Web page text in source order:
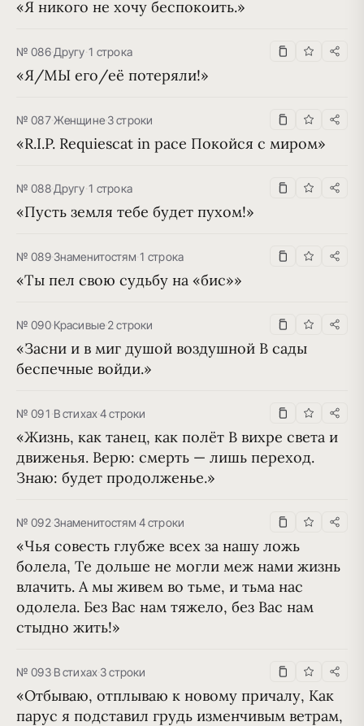
«Я никого не хочу беспокоить.»
№ 086·Другу·1 строка
«Я/МЫ его/её потеряли!»
№ 087·Женщине·3 строки
«R.I.P. Requiescat in pace Покойся с миром»
№ 088·Другу·1 строка
«Пусть земля тебе будет пухом!»
№ 089·Знаменитостям·1 строка
«Ты пел свою судьбу на «бис»»
№ 090·Красивые·2 строки
«Засни и в миг душой воздушной В сады
беспечные войди.»
№ 091·В стихах·4 строки
«Жизнь, как танец, как полёт В вихре света и
движенья. Верю: смерть — лишь переход.
Знаю: будет продолженье.»
№ 092·Знаменитостям·4 строки
«Чья совесть глубже всех за нашу ложь
болела, Те дольше не могли меж нами жизнь
влачить. А мы живем во тьме, и тьма нас
одолела. Без Вас нам тяжело, без Вас нам
стыдно жить!»
№ 093·В стихах·3 строки
«Отбываю, отплываю к новому причалу, Как
парус я подставил грудь изменчивым ветрам,